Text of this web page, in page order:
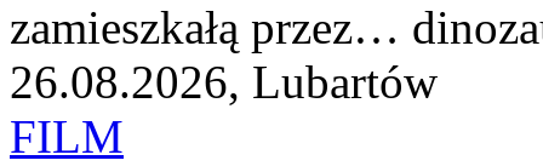
zamieszkałą przez…
26.08.2026, Lubartów
FILM